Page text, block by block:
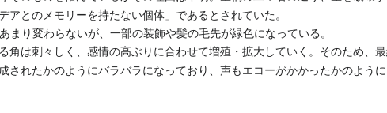
アとのメモリーを持たない個体」であるとされていた。
まり変わらないが、一部の装飾や髪の毛先が緑色になっている。
角は刺々しく、感情の高ぶりに合わせて増殖・拡大していく。そのため、
されたかのようにバラバラになっており、声もエコーがかかったかのよう